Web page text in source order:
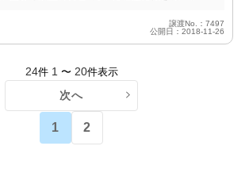
譲渡No.：7497
公開日：2018-11-26
24件 1 〜 20件表示
次へ
1 2